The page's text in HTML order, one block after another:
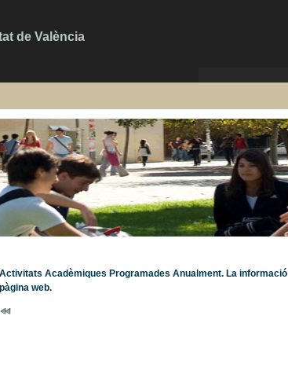
de València
Activitats Acadèmiques Programades Anualment. La
pàgina web.